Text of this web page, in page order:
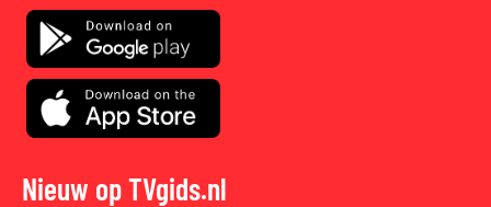
Nieuw op TVgids.nl